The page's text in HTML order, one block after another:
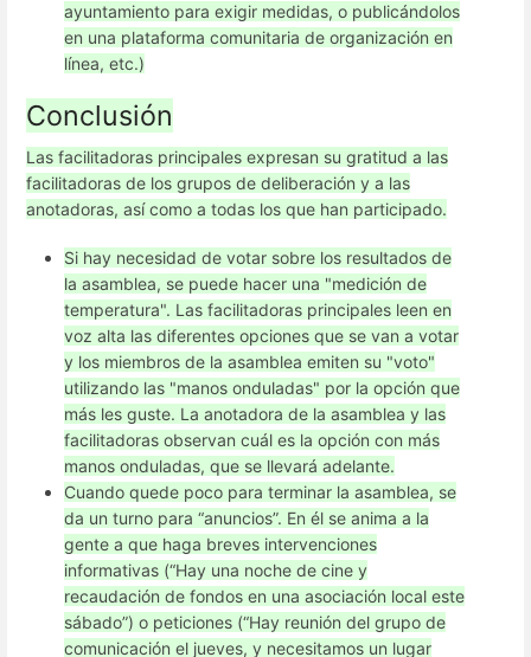
ayuntamiento para exigir medidas, o publicándolos
en una plataforma comunitaria de organización en
línea, etc.)
Conclusión
Las facilitadoras principales expresan su gratitud a las
facilitadoras de los grupos de deliberación y a las
anotadoras, así como a todas los que han participado.
Si hay necesidad de votar sobre los resultados de
la asamblea, se puede hacer una "medición de
temperatura". Las facilitadoras principales leen en
voz alta las diferentes opciones que se van a votar
y los miembros de la asamblea emiten su "voto"
utilizando las "manos onduladas" por la opción que
más les guste. La anotadora de la asamblea y las
facilitadoras observan cuál es la opción con más
manos onduladas, que se llevará adelante.
Cuando quede poco para terminar la asamblea, se
da un turno para “anuncios”. En él se anima a la
gente a que haga breves intervenciones
informativas (“Hay una noche de cine y
recaudación de fondos en una asociación local este
sábado”) o peticiones (“Hay reunión del grupo de
comunicación el jueves, y necesitamos un lugar